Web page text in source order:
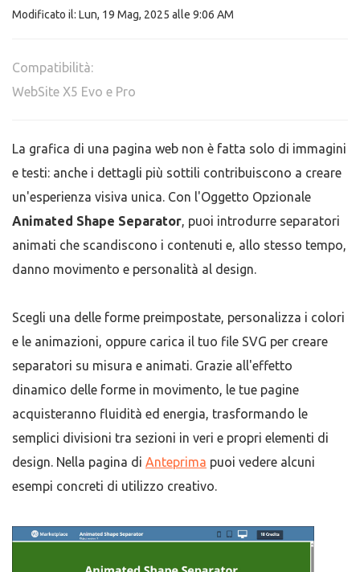
Modificato il: Lun, 19 Mag, 2025 alle 9:06 AM
Compatibilità:
WebSite X5 Evo e Pro
La grafica di una pagina web non è fatta solo di immagini
e testi: anche i dettagli più sottili contribuiscono a creare
un'esperienza visiva unica. Con l'Oggetto Opzionale
Animated Shape Separator, puoi introdurre separatori
animati che scandiscono i contenuti e, allo stesso tempo,
danno movimento e personalità al design.
Scegli una delle forme preimpostate, personalizza i colori
e le animazioni, oppure carica il tuo file SVG per creare
separatori su misura e animati. Grazie all'effetto
dinamico delle forme in movimento, le tue pagine
acquisteranno fluidità ed energia, trasformando le
semplici divisioni tra sezioni in veri e propri elementi di
design. Nella pagina di Anteprima puoi vedere alcuni
esempi concreti di utilizzo creativo.